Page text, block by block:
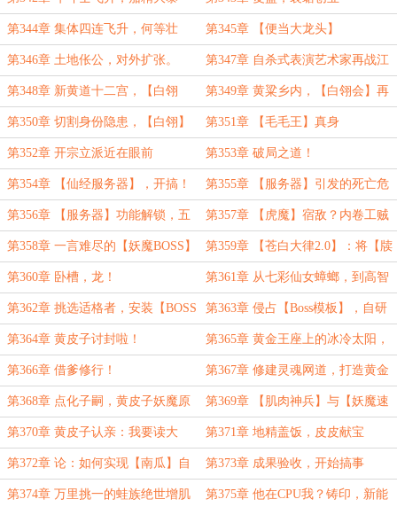
走。
第344章 集体四连飞升，何等壮
观？
第345章 【便当大龙头】
第346章 土地伥公，对外扩张。 第347章 自杀式表演艺术家再战江
湖
第348章 新黄道十二宫，【白翎
会】集结！
第349章 黄粱乡内，【白翎会】再
团建
第350章 切割身份隐患，【白翎】
扩张
第351章 【毛毛王】真身
第352章 开宗立派近在眼前 第353章 破局之道！
第354章 【仙经服务器】，开搞！ 第355章 【服务器】引发的死亡危
机
第356章 【服务器】功能解锁，五
大【妖魔灵根】
第357章 【虎魔】宿敌？内卷工贼
【血海夜叉】！
第358章 一言难尽的【妖魔BOSS】
们！
第359章 【苍白大律2.0】：将【牍
灵】变成自己的形状！
第360章 卧槽，龙！ 第361章 从七彩仙女蟑螂，到高智
商黄皮子
第362章 挑选适格者，安装【BOSS
模板】
第363章 侵占【Boss模板】，自研
模式【鼠式呼吸】
第364章 黄皮子讨封啦！ 第365章 黄金王座上的冰冷太阳，
亚空间第五魔神：【黄皮皮！】
第366章 借爹修行！ 第367章 修建灵魂网道，打造黄金
马桶！
第368章 点化子嗣，黄皮子妖魔原
体
第369章 【肌肉神兵】与【妖魔速
成.儿童学习机】
第370章 黄皮子认亲：我要读大
学，考地质学土木！
第371章 地精盖饭，皮皮献宝
第372章 论：如何实现【南瓜】自
由？
第373章 成果验收，开始搞事
第374章 万里挑一的蛙族绝世增肌 第375章 他在CPU我？铸印，新能